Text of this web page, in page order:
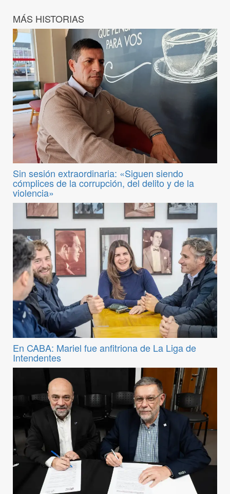
MÁS HISTORIAS
Sin sesión extraordinaria: «Siguen siendo
cómplices de la corrupción, del delito y de la
violencia»
En CABA: Mariel fue anfitriona de La Liga de
Intendentes